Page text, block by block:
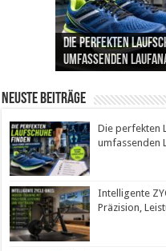
Die perfekten
umfassenden
Intelligente ZYCLE-
Präzision, Leistung
Insemination (IUI):
Kosten im Überblick
Cannabis als
und Schlaf im Alltag
Leben mit
Sicherheit im Alltag
Neuste Beiträge
Die perfekten
umfassenden
Intelligente
Präzision,